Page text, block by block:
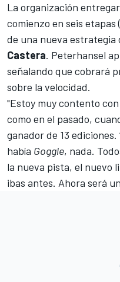
La organización
comienzo en seis etapas
de una nueva estrategia
Castera. Peterhansel
señalando que cobrará
sobre la velocidad.
"Estoy muy contento
como en el pasado,
ganador de 13
había Goggle, nada.
la nueva pista, el nuevo
ibas antes. Ahora será